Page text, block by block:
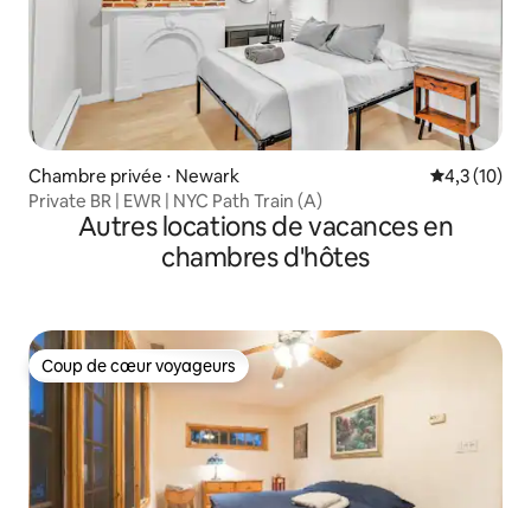
Chambre privée ⋅ Newark Évaluation
4,3 (10)
Private BR | EWR | NYC Path Train (A)
Autres locations de vacances en
chambres d'hôtes
Coup de cœur voyageurs
Coup de cœur voyageurs